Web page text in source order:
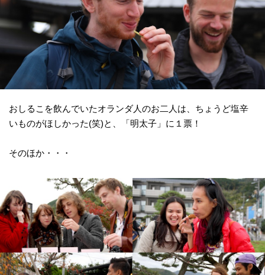
おしるこを飲んでいたオランダ人のお二人は、ちょうど塩辛
いものがほしかった(笑)と、「明太子」に１票！
そのほか・・・